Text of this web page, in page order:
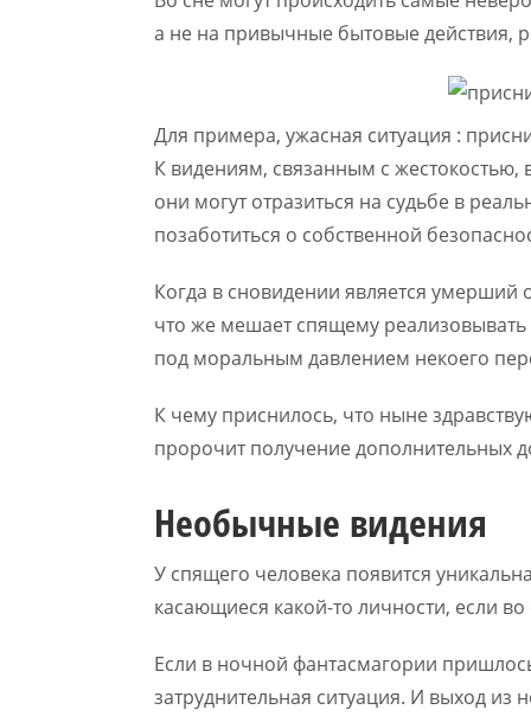
а не на привычные бытовые действия,
Для примера, ужасная ситуация :
К видениям, связанным с жестокостью,
они могут отразиться на судьбе в
позаботиться о собственной
Когда в сновидении является
что же мешает спящему
под моральным давлением некоего
К чему приснилось, что ныне
пророчит получение дополнительных
Необычные видения
У спящего человека появится
касающиеся какой-то личности, если
Если в ночной фантасмагории
затруднительная ситуация. И выход